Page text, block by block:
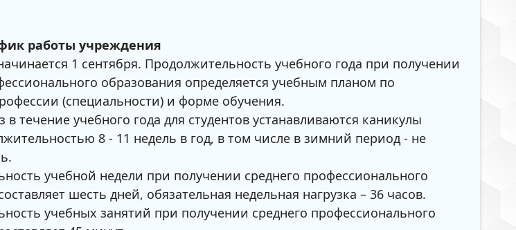
работы учреждения
1 сентября. Продолжительность учебного года при получении
образования определяется учебным планом по
(специальности) и форме обучения.
в течение учебного года для студентов устанавливаются каникулы
8 - 11 недель в год, в том числе в зимний период - не
учебной недели при получении среднего профессионального
шесть дней, обязательная недельная нагрузка – 36 часов.
учебных занятий при получении среднего профессионального